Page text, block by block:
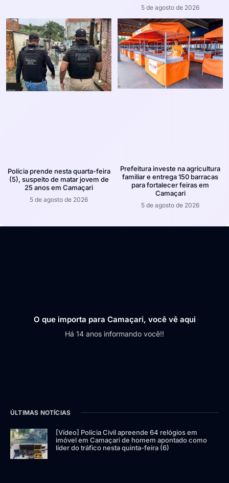
5 de agosto de 2026
Polícia prende nesta quarta-feira
(5), suspeito de matar jovem de
25 anos em Camaçari
5 de agosto de 2026
Prefeitura investe na agricultura
familiar e entrega 150 barracas
para fortalecer feiras em
Camaçari
5 de agosto de 2026
O que importa para Camaçari, você vê aqui
Há 14 anos informando você!!
ÚLTIMAS NOTÍCIAS
[Vídeo] Polícia Civil apreende 64 relógios em
imóvel em Camaçari de homem apontado como
líder do tráfico nesta quinta-feira (6)